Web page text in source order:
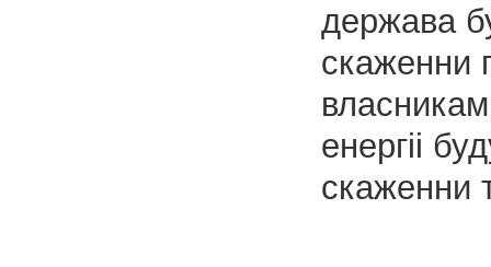
держава
скаженни
енергіі
скаженни